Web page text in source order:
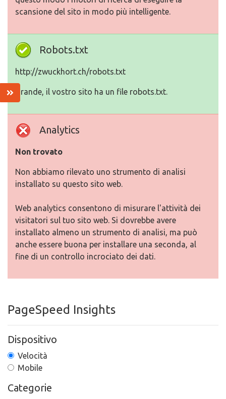
scansione del sito in modo più intelligente.
Robots.txt
http://zwuckhort.ch/robots.txt
Grande, il vostro sito ha un file robots.txt.
Analytics
Non trovato
Non abbiamo rilevato uno strumento di analisi
installato su questo sito web.
Web analytics consentono di misurare l'attività dei
visitatori sul tuo sito web. Si dovrebbe avere
installato almeno un strumento di analisi, ma può
anche essere buona per installare una seconda, al
fine di un controllo incrociato dei dati.
PageSpeed Insights
Dispositivo
Velocità
Mobile
Categorie